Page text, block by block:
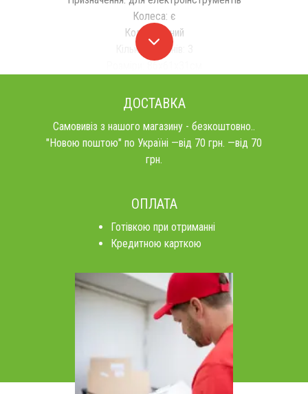
Колеса: є
Колір: чорний
Кількість рівнів: 3
ДОСТАВКА
Самовивіз з нашого магазину - безкоштовно..
"Новою поштою" по Україні —від 70 грн. —від 70
грн.
ОПЛАТА
Готівкою при отриманні
Кредитною карткою